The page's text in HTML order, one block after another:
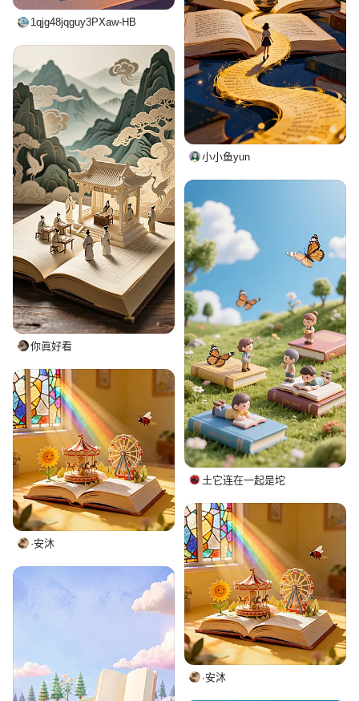
1qjg48jqguy3PXaw-HB
小小鱼yun
你眞好看
土它连在一起是坨
·安沐
·安沐